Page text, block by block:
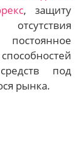
, защиту
под
рынка.